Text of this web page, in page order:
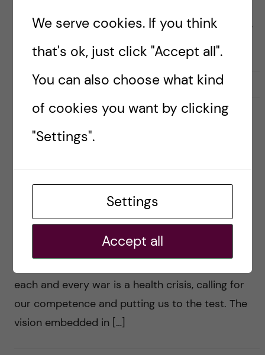
article in The Lancet that strongly condemns the
Russian Government’s aggression […]
2022-03-28 0
ENGLISH INTERNATIONAL
The war calls for our
competence and puts us to the
test
Ole Petter Ottersen
each and every war is a health crisis, calling for
our competence and putting us to the test. The
vision embedded in […]
We serve cookies. If you think
that's ok, just click "Accept all".
You can also choose what kind
of cookies you want by clicking
"Settings".
Settings
Accept all